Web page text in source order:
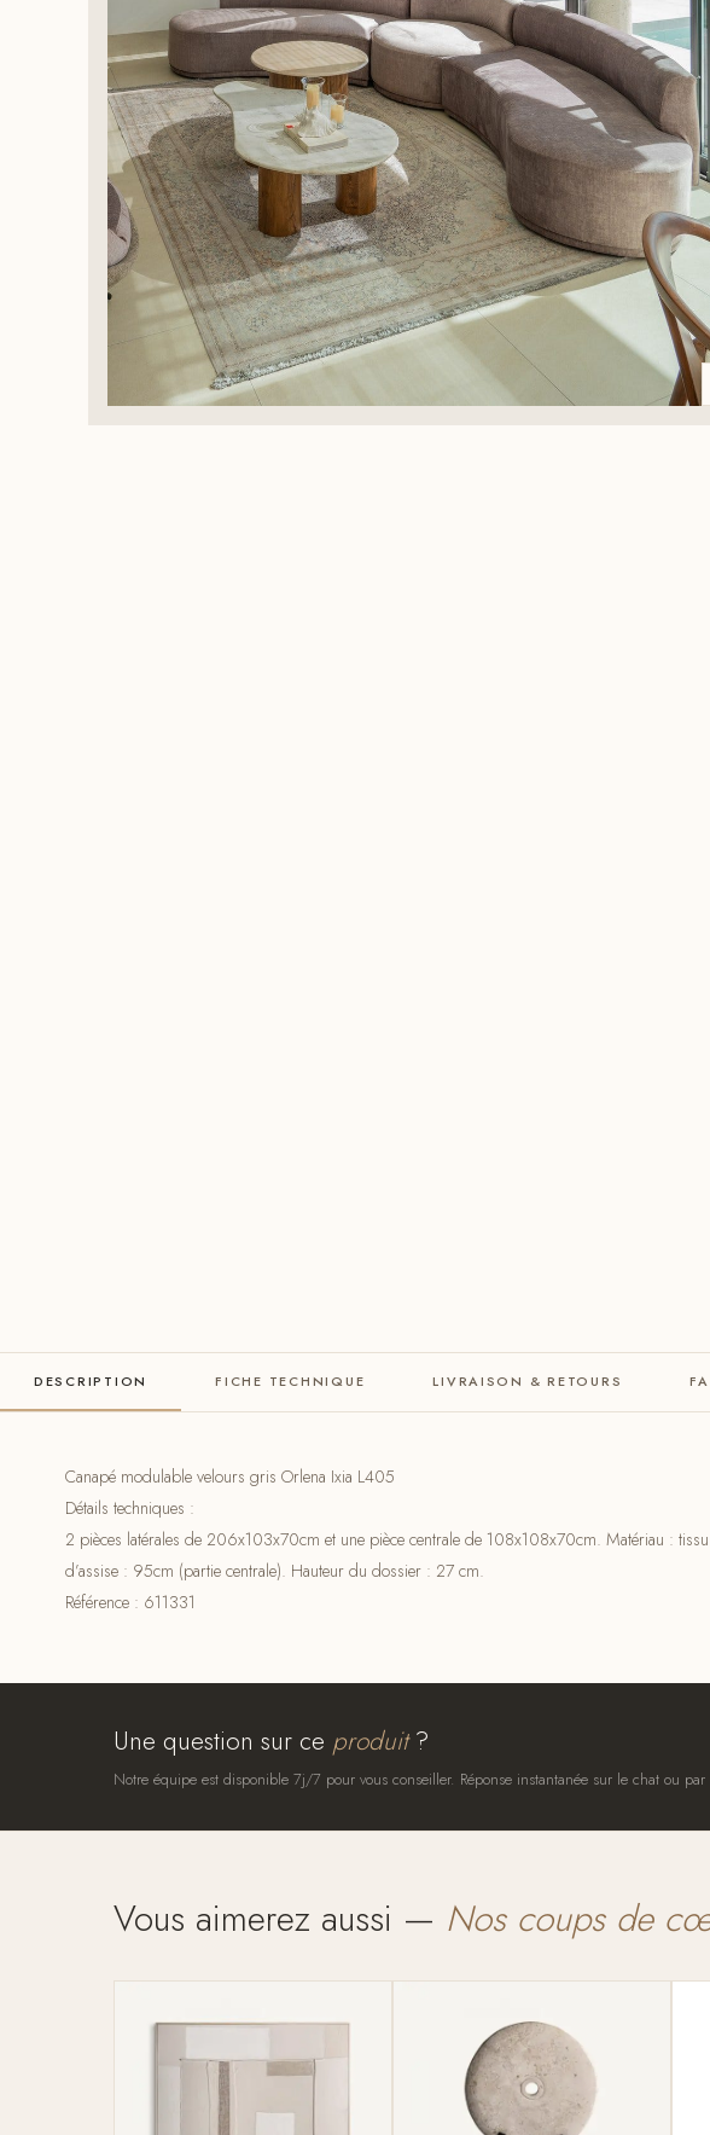
DESCRIPTION FICHE TECHNIQUE LIVRAISON & RETOURS
Canapé modulable velours gris Orlena Ixia L405
Détails techniques :
2 pièces latérales de 206x103x70cm et une pièce centrale de 108x108x70cm. Matériau :
d’assise : 95cm (partie centrale). Hauteur du dossier : 27 cm.
Référence : 611331
Une question sur ce produit?
Notre équipe est disponible 7j/7 pour vous conseiller. Réponse instantanée sur le chat ou par
Vous aimerez aussi — Nos coups de